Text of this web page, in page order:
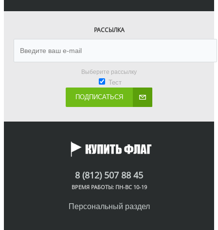
РАССЫЛКА
Выберите рассылку
Тест
ПОДПИСАТЬСЯ
8 (812) 507 88 45
ВРЕМЯ РАБОТЫ: ПН-ВС 10-19
Персональный раздел